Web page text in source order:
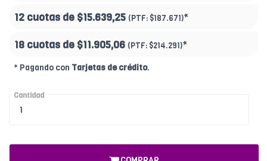
12 cuotas de $15.639,25 (PTF: $187.671)*
18 cuotas de $11.905,06 (PTF: $214.291)*
* Pagando con Tarjetas de crédito.
Cantidad